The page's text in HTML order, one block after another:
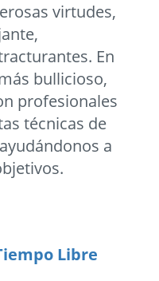
virtudes,
En
bullicioso,
profesionales
técnicas de
a
Libre